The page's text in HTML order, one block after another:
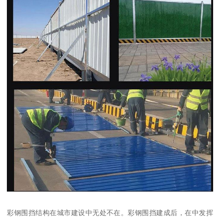
彩钢围挡结构在城市建设中无处不在。彩钢围挡建成后，在中发挥